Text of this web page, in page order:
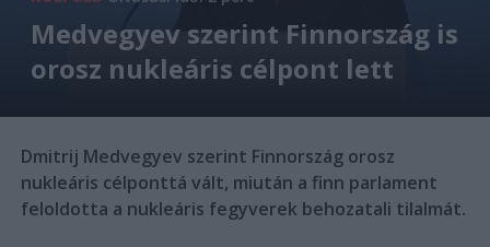
Medvegyev szerint Finnország is
orosz nukleáris célpont lett
Dmitrij Medvegyev szerint Finnország orosz
nukleáris célponttá vált, miután a finn parlament
feloldotta a nukleáris fegyverek behozatali tilalmát.